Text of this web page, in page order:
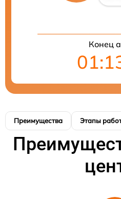
Конец
Преимущества Этапы